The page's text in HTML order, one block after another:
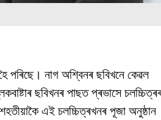
পৰিছে। নাগ অশ্বিনৰ ছবিখনে কেৱল
ছবিখনৰ পাছত প্ৰভাসে
এই চলচ্চিত্ৰখনৰ পূজা অনুষ্ঠান